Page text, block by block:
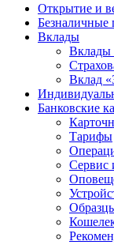
Открытие и
Безналичные
Вклады
Вклады
Вклад
Банковские
Тарифы
Сервис